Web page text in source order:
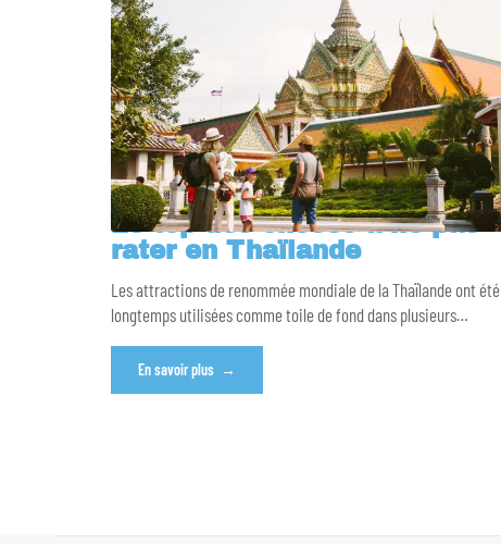
Le top des choses à ne pas
rater en Thaïlande
Les attractions de renommée mondiale de la Thaïlande ont été
longtemps utilisées comme toile de fond dans plusieurs…
En savoir plus